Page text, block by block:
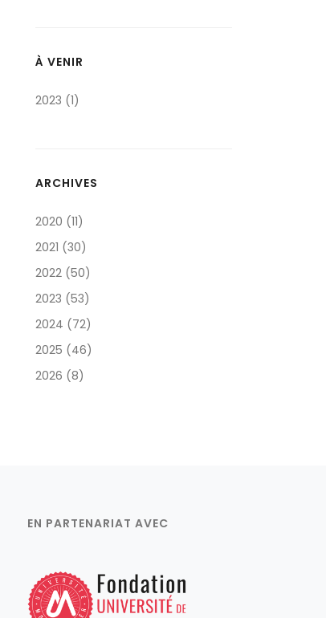
À VENIR
2023 (1)
ARCHIVES
2020 (11)
2021 (30)
2022 (50)
2023 (53)
2024 (72)
2025 (46)
2026 (8)
EN PARTENARIAT AVEC